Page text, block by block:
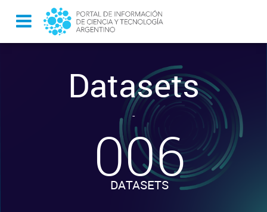
Datasets
-
006
DATASETS